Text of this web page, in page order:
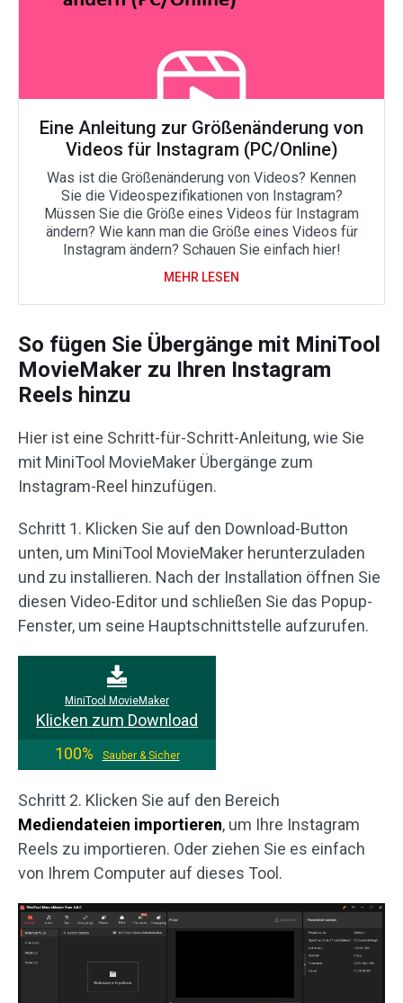
Eine Anleitung zur Größenänderung von
Videos für Instagram (PC/Online)
Was ist die Größenänderung von Videos? Kennen
Sie die Videospezifikationen von Instagram?
Müssen Sie die Größe eines Videos für Instagram
ändern? Wie kann man die Größe eines Videos für
Instagram ändern? Schauen Sie einfach hier!
MEHR LESEN
So fügen Sie Übergänge mit MiniTool
MovieMaker zu Ihren Instagram
Reels hinzu
Hier ist eine Schritt-für-Schritt-Anleitung, wie Sie
mit MiniTool MovieMaker Übergänge zum
Instagram-Reel hinzufügen.
Schritt 1. Klicken Sie auf den Download-Button
unten, um MiniTool MovieMaker herunterzuladen
und zu installieren. Nach der Installation öffnen Sie
diesen Video-Editor und schließen Sie das Popup-
Fenster, um seine Hauptschnittstelle aufzurufen.
MiniTool MovieMaker
Klicken zum Download
100%
Sauber & Sicher
Schritt 2. Klicken Sie auf den Bereich
Mediendateien importieren, um Ihre Instagram
Reels zu importieren. Oder ziehen Sie es einfach
von Ihrem Computer auf dieses Tool.